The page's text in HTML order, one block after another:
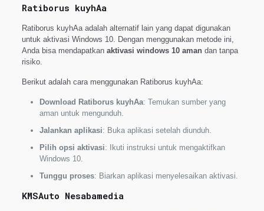
Ratiborus kuyhAa
Ratiborus kuyhAa adalah alternatif lain yang dapat digunakan
untuk aktivasi Windows 10. Dengan menggunakan metode ini,
Anda bisa mendapatkan aktivasi windows 10 amandan tanpa
risiko.
Berikut adalah cara menggunakan Ratiborus kuyhAa:
Download Ratiborus kuyhAa: Temukan sumber yang
aman untuk mengunduh.
Jalankan aplikasi: Buka aplikasi setelah diunduh.
Pilih opsi aktivasi: Ikuti instruksi untuk mengaktifkan
Windows 10.
Tunggu proses: Biarkan aplikasi menyelesaikan aktivasi.
KMSAuto Nesabamedia